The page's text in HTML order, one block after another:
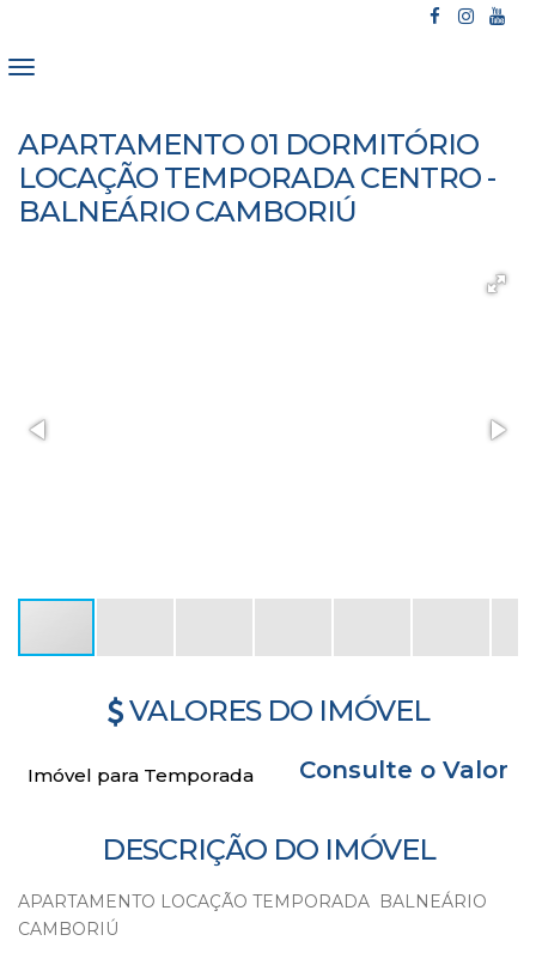
APARTAMENTO 01 DORMITÓRIO
LOCAÇÃO TEMPORADA CENTRO -
BALNEÁRIO CAMBORIÚ
VALORES DO IMÓVEL
Consulte o Valor
Imóvel para Temporada
DESCRIÇÃO DO IMÓVEL
APARTAMENTO LOCAÇÃO TEMPORADA BALNEÁRIO
CAMBORIÚ